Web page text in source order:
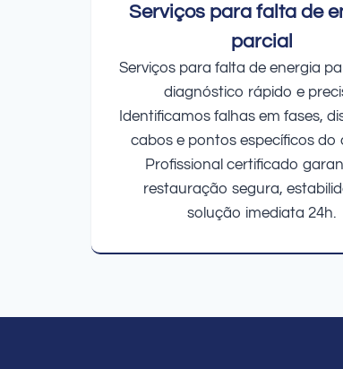
Serviços para falta de
parcial
Serviços para falta de energia
diagnóstico rápido e
Identificamos falhas em fases,
cabos e pontos específicos do
Profissional certificado
restauração segura,
solução imediata 24h.